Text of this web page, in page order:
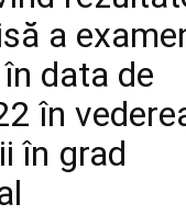
a
data de
în
în grad